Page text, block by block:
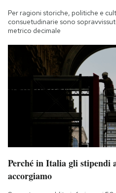
Per ragioni storiche, politiche e
consuetudinarie sono
metrico decimale
Perché in Italia gli stipendi
accorgiamo